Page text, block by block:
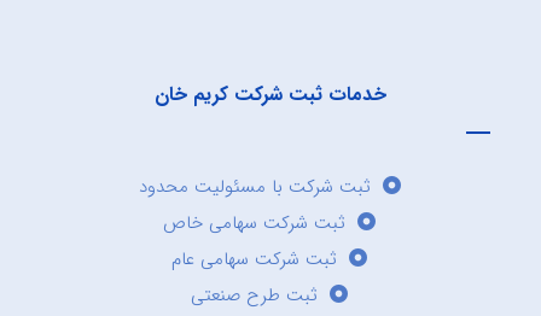
خدمات ثبت شرکت کریم خان
ثبت شرکت با مسئولیت محدود
ثبت شرکت سهامی خاص
ثبت شرکت سهامی عام
ثبت طرح صنعتی